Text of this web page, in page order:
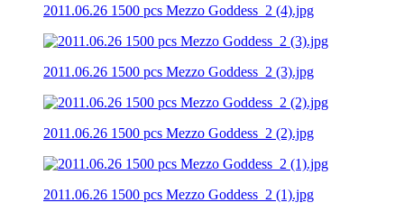
2011.06.26 1500 pcs Mezzo Goddess_2 (4).jpg
2011.06.26 1500 pcs Mezzo Goddess_2 (3).jpg
2011.06.26 1500 pcs Mezzo Goddess_2 (2).jpg
2011.06.26 1500 pcs Mezzo Goddess_2 (1).jpg